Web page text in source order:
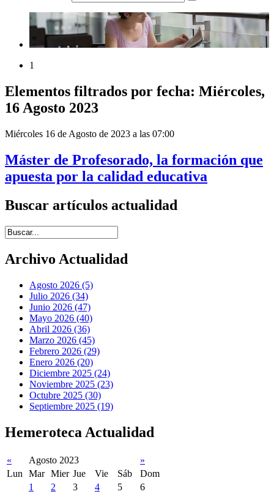
1
Elementos filtrados por fecha: Miércoles,
16 Agosto 2023
Miércoles 16 de Agosto de 2023 a las 07:00
Máster de Profesorado, la formación que
apuesta por la calidad educativa
Buscar artículos actualidad
Introduce términos de búsqueda
Archivo Actualidad
Agosto 2026 (5)
Julio 2026 (34)
Junio 2026 (47)
Mayo 2026 (40)
Abril 2026 (36)
Marzo 2026 (45)
Febrero 2026 (29)
Enero 2026 (20)
Diciembre 2025 (24)
Noviembre 2025 (23)
Octubre 2025 (30)
Septiembre 2025 (19)
Hemeroteca Actualidad
« Agosto 2023
»
Lun
Mar Mier Jue Vie Sáb
Dom
1
2 3 4 5
6